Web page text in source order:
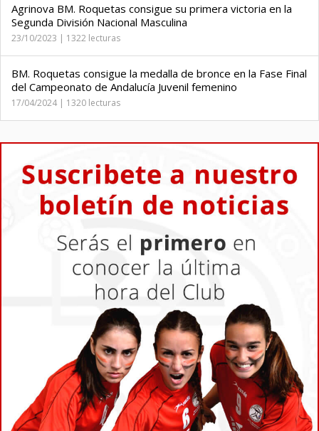
Agrinova BM. Roquetas consigue su primera victoria en la
Segunda División Nacional Masculina
23/10/2023 | 1322 lecturas
BM. Roquetas consigue la medalla de bronce en la Fase Final
del Campeonato de Andalucía Juvenil femenino
17/04/2024 | 1320 lecturas